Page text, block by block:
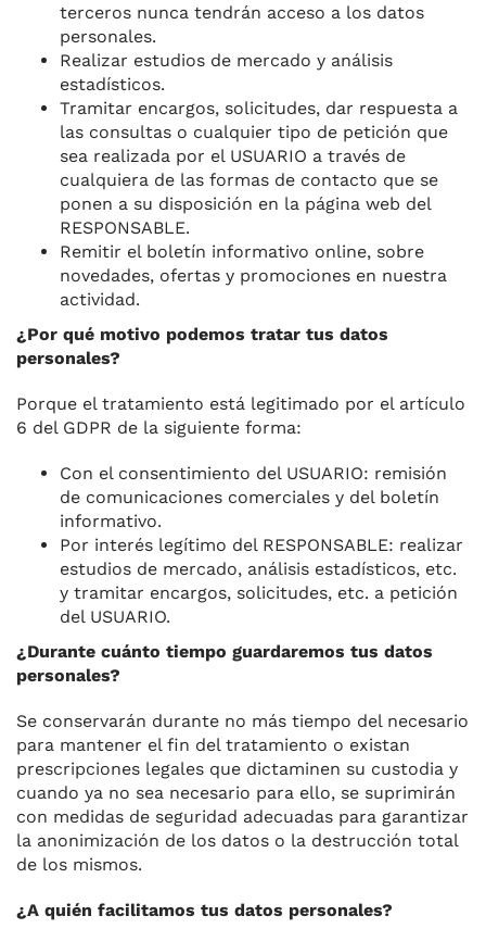
terceros nunca tendrán acceso a los datos
personales.
Realizar estudios de mercado y análisis
estadísticos.
Tramitar encargos, solicitudes, dar respuesta a
las consultas o cualquier tipo de petición que
sea realizada por el USUARIO a través de
cualquiera de las formas de contacto que se
ponen a su disposición en la página web del
RESPONSABLE.
Remitir el boletín informativo online, sobre
novedades, ofertas y promociones en nuestra
actividad.
¿Por qué motivo podemos tratar tus datos
personales?
Porque el tratamiento está legitimado por el artículo
6 del GDPR de la siguiente forma:
Con el consentimiento del USUARIO: remisión
de comunicaciones comerciales y del boletín
informativo.
Por interés legítimo del RESPONSABLE: realizar
estudios de mercado, análisis estadísticos, etc.
y tramitar encargos, solicitudes, etc. a petición
del USUARIO.
¿Durante cuánto tiempo guardaremos tus datos
personales?
Se conservarán durante no más tiempo del necesario
para mantener el fin del tratamiento o existan
prescripciones legales que dictaminen su custodia y
cuando ya no sea necesario para ello, se suprimirán
con medidas de seguridad adecuadas para garantizar
la anonimización de los datos o la destrucción total
de los mismos.
¿A quién facilitamos tus datos personales?